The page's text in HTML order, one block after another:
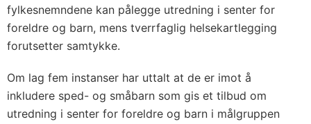
fylkesnemndene kan pålegge utredning i senter for
foreldre og barn, mens tverrfaglig helsekartlegging
forutsetter samtykke.
Om lag fem instanser har uttalt at de er imot å
inkludere sped- og småbarn som gis et tilbud om
utredning i senter for foreldre og barn i målgruppen